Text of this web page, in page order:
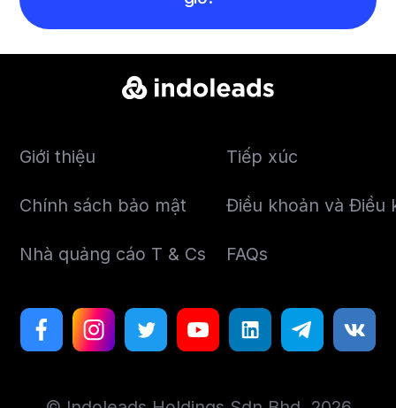
Giới thiệu Tiếp xúc
Chính sách bảo mật Điều khoản và Điều
Nhà quảng cáo T & Cs FAQs